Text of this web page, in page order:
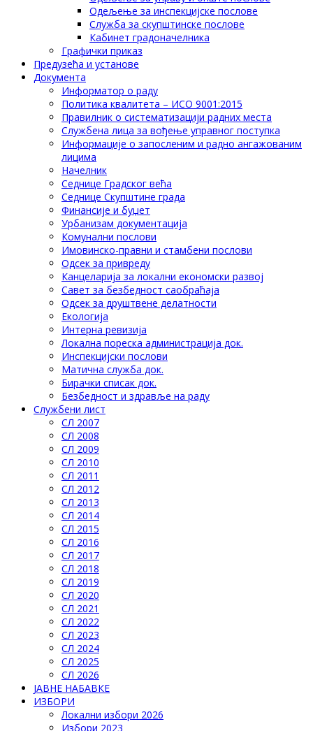
Одељење за инспекцијске послове
Служба за скупштинске послове
Кабинет градоначелника
Графички приказ
Предузећа и установе
Документа
Информатор о раду
Политика квалитета – ИСО 9001:2015
Правилник о систематизацији радних места
Службена лица за вођење управног поступка
Информације о запосленим и радно ангажованим
лицима
Начелник
Седнице Градског већа
Седнице Скупштине града
Финансије и буџет
Урбанизам документација
Комунални послови
Имовинско-правни и стамбени послови
Одсек за привреду
Канцеларија за локални економски развој
Савет за безбедност саобраћаја
Одсек за друштвене делатности
Eкологија
Интерна ревизија
Локална пореска администрација док.
Инспекцијски послови
Матична служба док.
Бирачки списак док.
Безбедност и здравље на раду
Службени лист
СЛ 2007
СЛ 2008
СЛ 2009
СЛ 2010
СЛ 2011
СЛ 2012
СЛ 2013
СЛ 2014
СЛ 2015
СЛ 2016
СЛ 2017
СЛ 2018
СЛ 2019
СЛ 2020
СЛ 2021
СЛ 2022
СЛ 2023
СЛ 2024
СЛ 2025
СЛ 2026
ЈАВНЕ НАБАВКЕ
ИЗБОРИ
Локални избори 2026
Избори 2023